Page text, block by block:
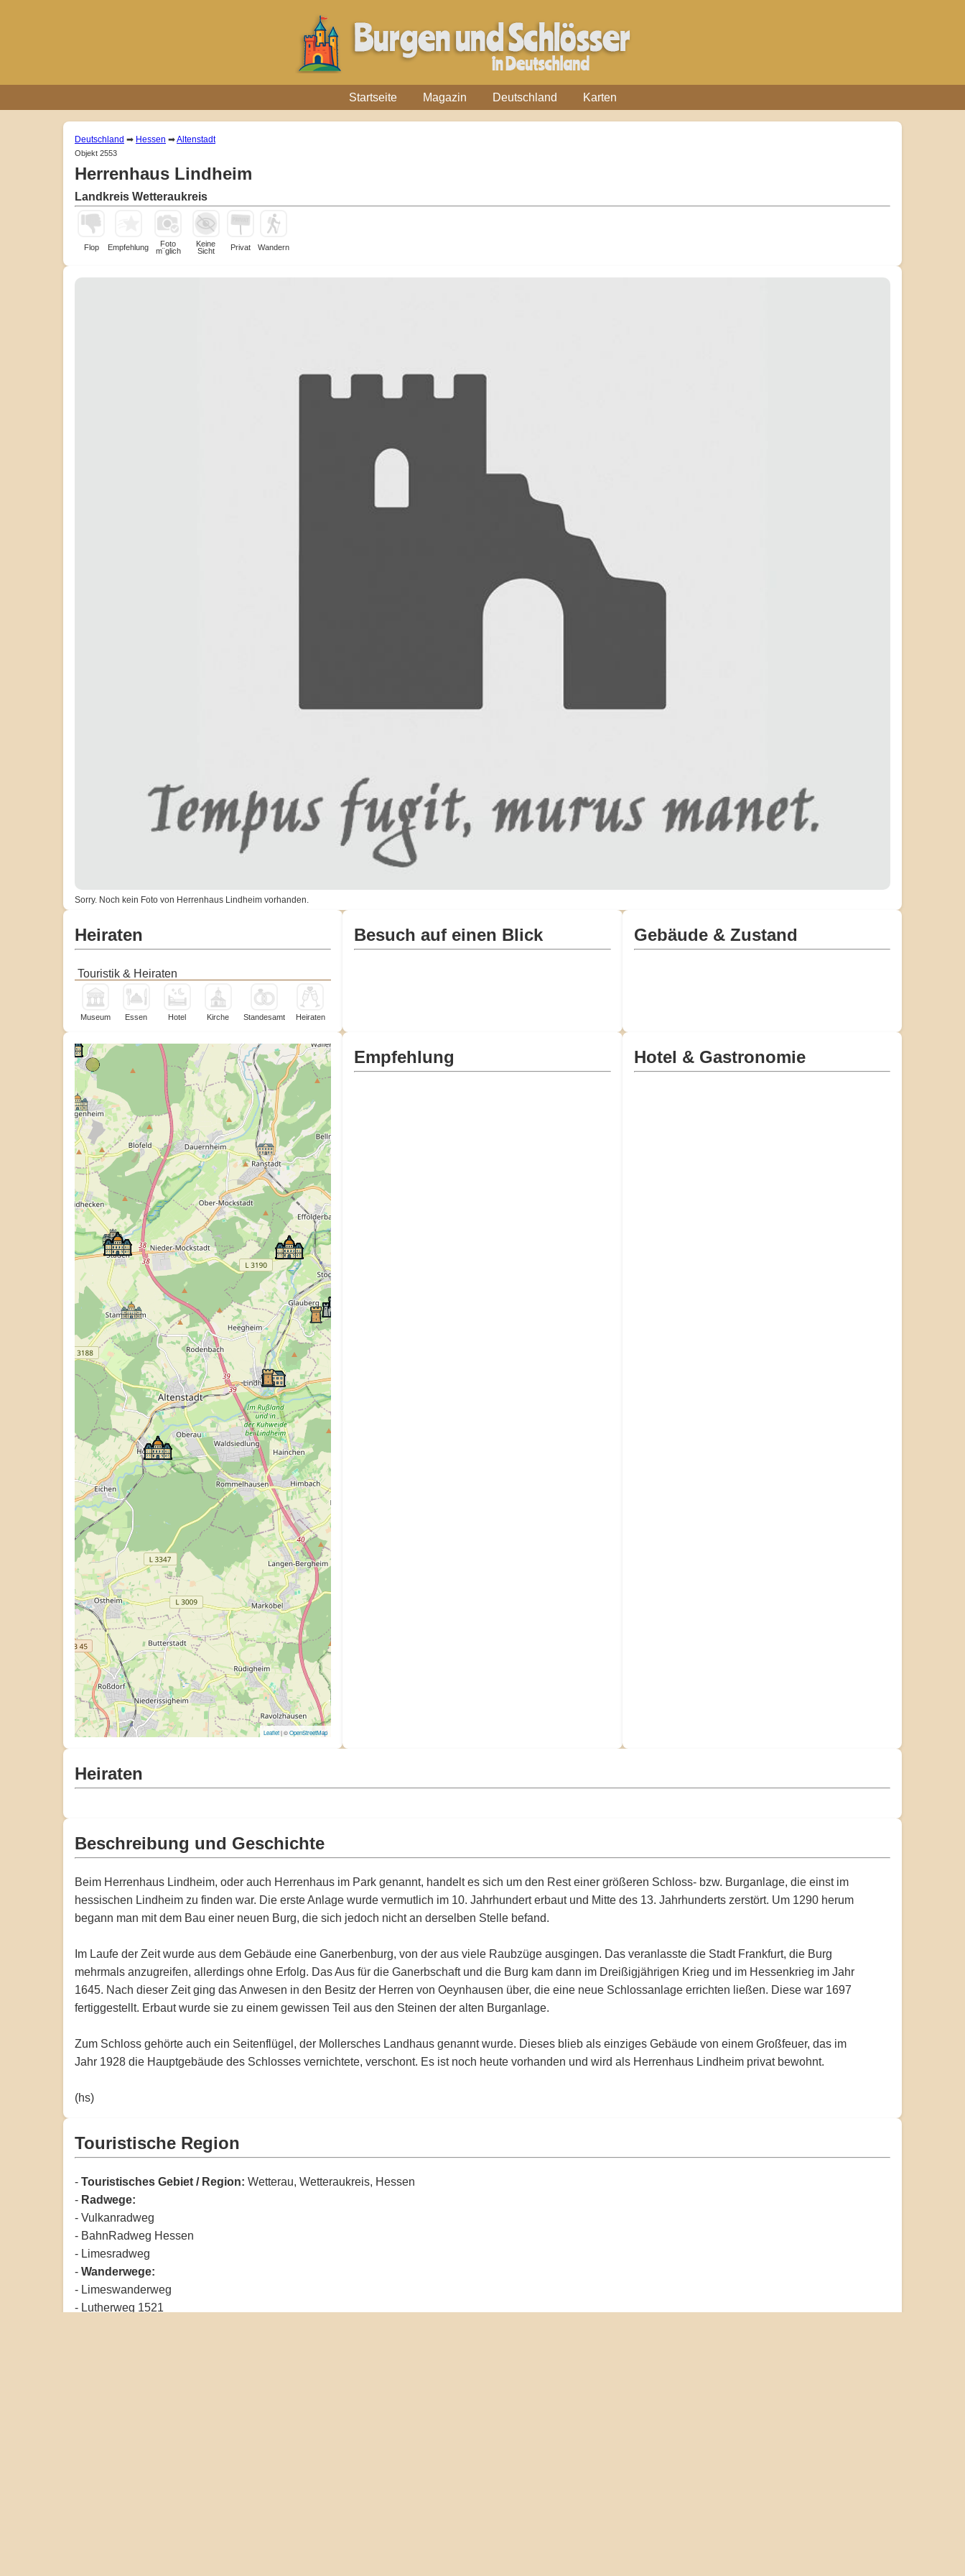
Startseite Magazin Deutschland Karten
Deutschland ➡ Hessen ➡Altenstadt
Objekt 2553
Herrenhaus Lindheim
Landkreis Wetteraukreis
Flop Empfehlung
Foto
m¨glich
Keine
Sicht
Privat Wandern
Sorry. Noch kein Foto von Herrenhaus Lindheim vorhanden.
Heiraten
Touristik & Heiraten
Museum Essen Hotel Kirche Standesamt Heiraten
Besuch auf einen Blick Gebäude & Zustand
Leaflet| ©OpenStreetMap
Empfehlung Hotel & Gastronomie
Heiraten
Beschreibung und Geschichte
Beim Herrenhaus Lindheim, oder auch Herrenhaus im Park genannt, handelt es sich um den Rest einer größeren Schloss- bzw. Burganlage, die einst im
hessischen Lindheim zu finden war. Die erste Anlage wurde vermutlich im 10. Jahrhundert erbaut und Mitte des 13. Jahrhunderts zerstört. Um 1290 herum
begann man mit dem Bau einer neuen Burg, die sich jedoch nicht an derselben Stelle befand.
Im Laufe der Zeit wurde aus dem Gebäude eine Ganerbenburg, von der aus viele Raubzüge ausgingen. Das veranlasste die Stadt Frankfurt, die Burg
mehrmals anzugreifen, allerdings ohne Erfolg. Das Aus für die Ganerbschaft und die Burg kam dann im Dreißigjährigen Krieg und im Hessenkrieg im Jahr
1645. Nach dieser Zeit ging das Anwesen in den Besitz der Herren von Oeynhausen über, die eine neue Schlossanlage errichten ließen. Diese war 1697
fertiggestellt. Erbaut wurde sie zu einem gewissen Teil aus den Steinen der alten Burganlage.
Zum Schloss gehörte auch ein Seitenflügel, der Mollersches Landhaus genannt wurde. Dieses blieb als einziges Gebäude von einem Großfeuer, das im
Jahr 1928 die Hauptgebäude des Schlosses vernichtete, verschont. Es ist noch heute vorhanden und wird als Herrenhaus Lindheim privat bewohnt.
(hs)
Touristische Region
- Touristisches Gebiet / Region: Wetterau, Wetteraukreis, Hessen
- Radwege:
- Vulkanradweg
- BahnRadweg Hessen
- Limesradweg
- Wanderwege:
- Limeswanderweg
- Lutherweg 1521